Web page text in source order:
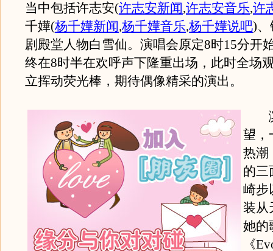
当中包括许志安(许志安新闻,许志安音乐,许
千嬅(杨千嬅新闻,杨千嬅音乐,杨千嬅说吧)
剧殿堂人物白雪仙。演唱会原定8时15分开
终在8时半在欢呼声下隆重出场，此时全场
立挥动荧光棒，期待偶像精采的演出。
滨
望，
热潮
的三
崎步
装从
她的
《